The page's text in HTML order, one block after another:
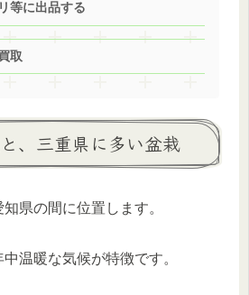
等に出品する
取
、三重県に多い盆栽
県の間に位置します。
温暖な気候が特徴です。